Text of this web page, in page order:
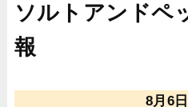
ソルトアンドペ
報
8月6